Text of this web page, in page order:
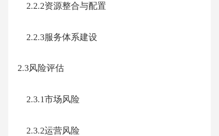
2.2.2资源整合与配置
2.2.3服务体系建设
2.3风险评估
2.3.1市场风险
2.3.2运营风险